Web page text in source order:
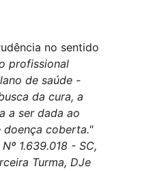
no sentido
profissional
de saúde -
da cura, a
a ser dada ao
doença coberta."
Nº 1.639.018 - SC,
Turma, DJe